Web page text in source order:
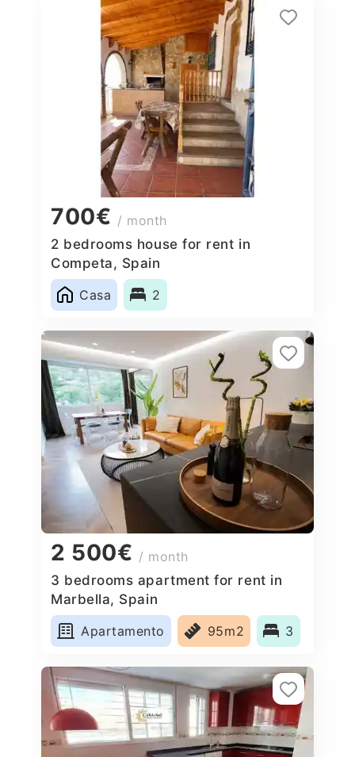
700€ / month
2 bedrooms house for rent in
Competa, Spain
Casa
2
2 500€ / month
3 bedrooms apartment for rent in
Marbella, Spain
Apartamento
95m2 3